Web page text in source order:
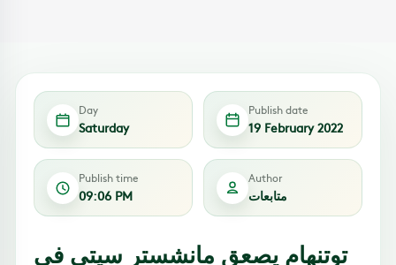
Day
Saturday
Publish date
19 February 2022
Publish time
09:06 PM
Author
متابعات
توتنهام يصعق مانشستر سيتي في